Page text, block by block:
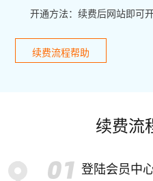
开通方法：续费后网站即可
续费流程帮助
续费流
登陆会员中